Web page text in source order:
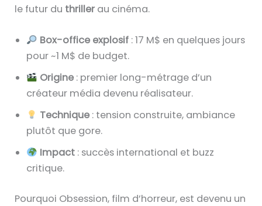
le futur du thriller au cinéma.
Box-office explosif: 17 M$ en quelques jours
pour ~1 M$ de budget.
Origine: premier long-métrage d’un
créateur média devenu réalisateur.
Technique: tension construite, ambiance
plutôt que gore.
Impact: succès international et buzz
critique.
Pourquoi Obsession, film d’horreur, est devenu un